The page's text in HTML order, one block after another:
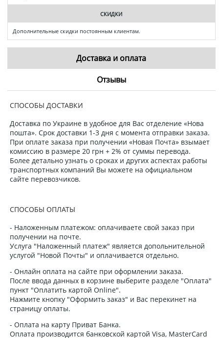
СКИДКИ
Дополнительные скидки постоянным клиентам.
Доставка и оплата
Отзывы
СПОСОБЫ ДОСТАВКИ
Доставка по Украине в удобное для Вас отделение «Нова
пошта». Срок доставки 1-3 дня с момента отправки заказа.
При оплате заказа при получении «Новая Почта» взымает
комиссию в размере 20 грн + 2% от суммы перевода.
Более детально узнать о сроках и других аспектах работы
транспортных компаний Вы можете на официальном
сайте перевозчиков.
СПОСОБЫ ОПЛАТЫ
- Наложенным платежом: оплачиваете свой заказ при
получении на почте.
Услуга "Наложенный платеж" является допольнительной
услугой "Новой Почты" и оплачивается отдельно.
- Онлайн оплата на сайте при оформлении заказа.
После ввода данных в корзине выберите разделе "Оплата"
пункт "Оплатить картой Online".
Нажмите кнопку "Оформить заказ" и Вас перекинет на
страницу оплаты.
- Оплата на карту Приват Банка.
Оплата производится банковской картой Visa, MasterCard